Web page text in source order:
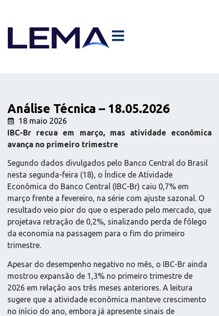
Análise Técnica – 18.05.2026
18 maio 2026
IBC-Br recua em março, mas atividade econômica
avança no primeiro trimestre
Segundo dados divulgados pelo Banco Central do Brasil
nesta segunda-feira (18), o Índice de Atividade
Econômica do Banco Central (IBC-Br) caiu 0,7% em
março frente a fevereiro, na série com ajuste sazonal. O
resultado veio pior do que o esperado pelo mercado, que
projetava retração de 0,2%, sinalizando perda de fôlego
da economia na passagem para o fim do primeiro
trimestre.
Apesar do desempenho negativo no mês, o IBC-Br ainda
mostrou expansão de 1,3% no primeiro trimestre de
2026 em relação aos três meses anteriores. A leitura
sugere que a atividade econômica manteve crescimento
no início do ano, embora já apresente sinais de